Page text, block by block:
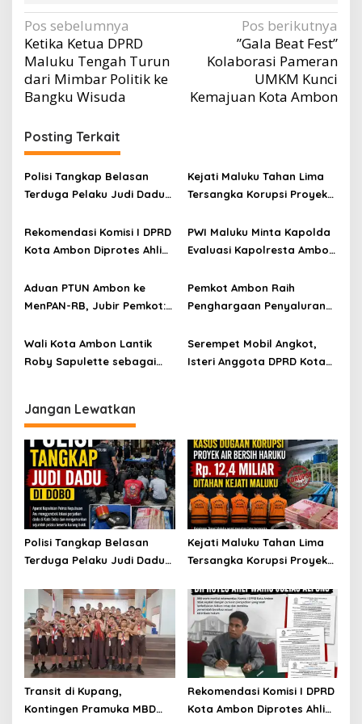
Navigasi
pos
Pos sebelumnya
Ketika Ketua DPRD
Maluku Tengah Turun
dari Mimbar Politik ke
Bangku Wisuda
Pos berikutnya
”Gala Beat Fest”
Kolaborasi Pameran
UMKM Kunci
Kemajuan Kota Ambon
Posting Terkait
Polisi Tangkap Belasan
Terduga Pelaku Judi Dadu
Setoran Rp5 Juta dan
Selisih Barang Bukti
Kejati Maluku Tahan Lima
Tersangka Korupsi Proyek
Miliar
Rekomendasi Komisi I DPRD
Kota Ambon Diprotes Ahli
Barbara Alfons: Itu Palsu?
PWI Maluku Minta Kapolda
Evaluasi Kapolresta Ambon
Heluth, Said Sotta: Bila
Perlu Copot Kasatreskrim
Aduan PTUN Ambon ke
MenPAN-RB, Jubir Pemkot:
dan Berdasarkan Fakta
Pemkot Ambon Raih
Penghargaan Penyaluran
Maluku
Wali Kota Ambon Lantik
Roby Sapulette sebagai
Serempet Mobil Angkot,
Isteri Anggota DPRD Kota
Jangan Lewatkan
Polisi Tangkap Belasan
Terduga Pelaku Judi Dadu
Setoran Rp5 Juta dan
Selisih Barang Bukti
Kejati Maluku Tahan Lima
Tersangka Korupsi Proyek
Miliar
Transit di Kupang,
Kontingen Pramuka MBD
Rekomendasi Komisi I DPRD
Kota Ambon Diprotes Ahli